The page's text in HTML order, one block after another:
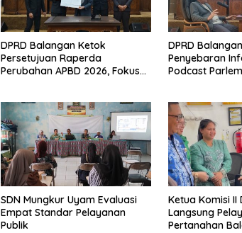
DPRD Balangan Ketok
Persetujuan Raperda
Perubahan APBD 2026, Fokus
DPRD
Penyebaran
Podcast
SDN Mungkur Uyam Evaluasi
Empat Standar Pelayanan
Publik
Ketua Komisi II
Langsung
Pertanahan